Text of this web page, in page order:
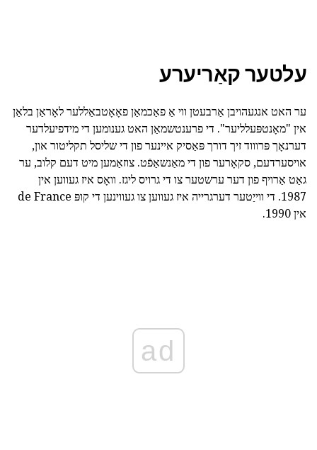
עלטער קאַריערע
ער האט אנגעהויבן אַרבעטן ווי אַ פאַכמאַן פאָאָטבאַללער לאָראַן בלאַן
אין "מאָנטפּעלליער". די פרענטשמאַן האט גענומען די מידפיעלדער
דערנאָך פּרוווד זיך דורך פּאַסיק איינער פון די שליסל תקליטור און,
אויסערדעם, סקאָרער פון די מאַנשאַפֿט. צוזאַמען מיט דעם קלוב, ער
גאַט אַרויף פון דער ערשטער צו די גרויס ליגז. וואָס איז געווען אין
1987. די ווייַטער דערגרייה איז געווען צו געווינען די קופּ de France
אין 1990.
ad